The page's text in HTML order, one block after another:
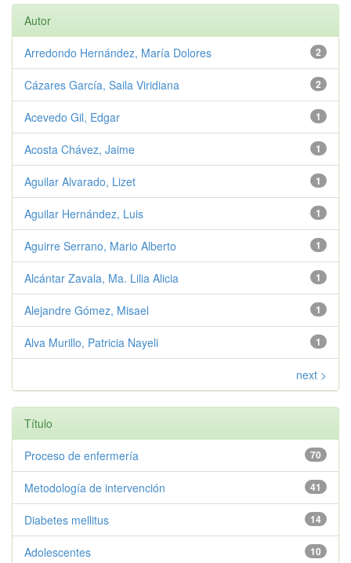
Autor
2
Arredondo Hernández, María Dolores
2
Cázares García, Saila Viridiana
1
Acevedo Gil, Edgar
1
Acosta Chávez, Jaime
1
Aguilar Alvarado, Lizet
1
Aguilar Hernández, Luis
1
Aguirre Serrano, Mario Alberto
1
Alcántar Zavala, Ma. Lilia Alicia
1
Alejandre Gómez, Misael
1
Alva Murillo, Patricia Nayeli
next >
Título
70
Proceso de enfermería
41
Metodología de intervención
14
Diabetes mellitus
10
Adolescentes